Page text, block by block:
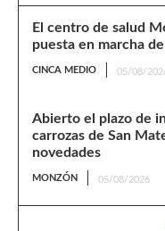
El centro de salud
puesta en marcha
CINCA MEDIO 05/08/
Abierto el plazo de
carrozas de San
novedades
MONZÓN 05/08/2026